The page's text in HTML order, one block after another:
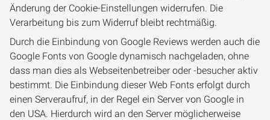
Änderung der Cookie-Einstellungen widerrufen. Die
Verarbeitung bis zum Widerruf bleibt rechtmäßig.
Durch die Einbindung von Google Reviews werden auch die
Google Fonts von Google dynamisch nachgeladen, ohne
dass man dies als Webseitenbetreiber oder -besucher aktiv
bestimmt. Die Einbindung dieser Web Fonts erfolgt durch
einen Serveraufruf, in der Regel ein Server von Google in
den USA. Hierdurch wird an den Server möglicherweise